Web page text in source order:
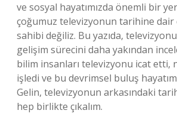
ve sosyal hayatımızda önemli bir
çoğumuz televizyonun tarihine dair
sahibi değiliz. Bu yazıda,
gelişim sürecini daha yakından
bilim insanları televizyonu icat etti,
işledi ve bu devrimsel buluş
Gelin, televizyonun arkasındaki
hep birlikte çıkalım.